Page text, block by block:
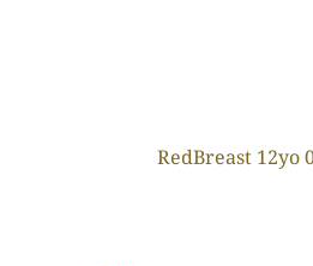
RedBreast 12yo